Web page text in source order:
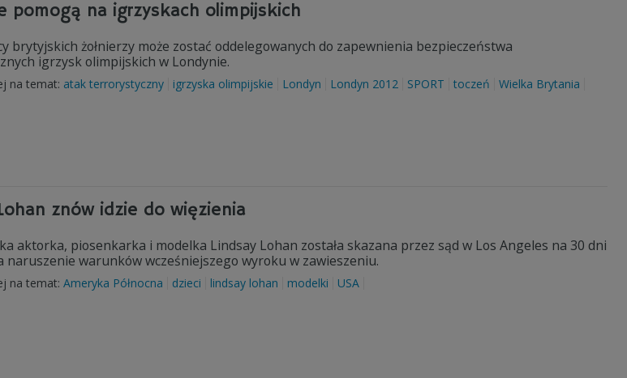
pomogą na igrzyskach olimpijskich
brytyjskich żołnierzy może zostać oddelegowanych do zapewnienia bezpieczeństwa
igrzysk olimpijskich w Londynie.
na temat: atak terrorystyczny igrzyska olimpijskie Londyn Londyn 2012 SPORT toczeń Wielka Brytania
znów idzie do więzienia
aktorka, piosenkarka i modelka Lindsay Lohan została skazana przez sąd w Los Angeles na 30 dni
naruszenie warunków wcześniejszego wyroku w zawieszeniu.
na temat: Ameryka Północna dzieci lindsay lohan modelki USA